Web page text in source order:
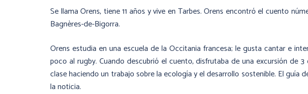
Se llama Orens, tiene 11 años y vive en Tarbes. Orens encontró el cuento
Bagnères-de-Bigorra.
Orens estudia en una escuela de la Occitania francesa; le gusta cantar e
poco al rugby. Cuando descubrió el cuento, disfrutaba de una excursión de
clase haciendo un trabajo sobre la ecología y el desarrollo sostenible. El guía
la noticia.